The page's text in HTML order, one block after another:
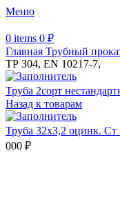
Меню
0 items 0 ₽
Главная Трубный
ТР 304, EN 10217-7,
Труба 2сорт
Назад к товарам
Труба 32х3,2 оцинк.
000 ₽